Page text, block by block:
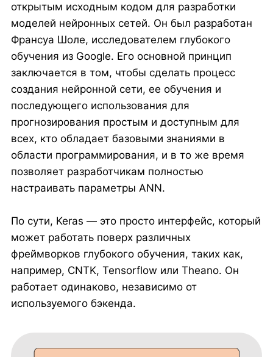
открытым исходным кодом для разработки
моделей нейронных сетей. Он был разработан
Франсуа Шоле, исследователем глубокого
обучения из Google. Его основной принцип
заключается в том, чтобы сделать процесс
создания нейронной сети, ее обучения и
последующего использования для
прогнозирования простым и доступным для
всех, кто обладает базовыми знаниями в
области программирования, и в то же время
позволяет разработчикам полностью
настраивать параметры ANN.
По сути, Keras — это просто интерфейс, который
может работать поверх различных
фреймворков глубокого обучения, таких как,
например, CNTK, Tensorflow или Theano. Он
работает одинаково, независимо от
используемого бэкенда.